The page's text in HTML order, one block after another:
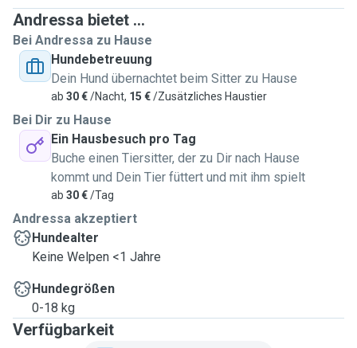
Andressa bietet ...
Bei Andressa zu Hause
Hundebetreuung
Dein Hund übernachtet beim Sitter zu Hause
ab 30 €/Nacht, 15 €/Zusätzliches Haustier
Bei Dir zu Hause
Ein Hausbesuch pro Tag
Buche einen Tiersitter, der zu Dir nach Hause
kommt und Dein Tier füttert und mit ihm spielt
ab 30 €/Tag
Andressa akzeptiert
Hundealter
Keine Welpen <1 Jahre
Hundegrößen
0-18 kg
Verfügbarkeit